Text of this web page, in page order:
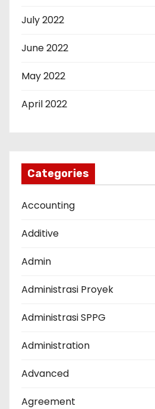
July 2022
June 2022
May 2022
April 2022
Categories
Accounting
Additive
Admin
Administrasi Proyek
Administrasi SPPG
Administration
Advanced
Agreement